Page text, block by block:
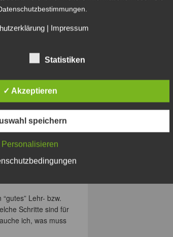
die
(CC) stehen. In
verschiedene
Lehr- bzw.
Schritte sind für
ich, was muss
| Impressum
Statistiken
✓ Akzeptieren
speichern
Personalisieren